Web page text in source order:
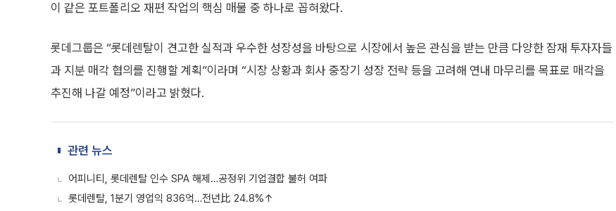
이 같은 포트폴리오 재편 작업의 핵심 매물 중 하나로 꼽혀왔다.
롯데그룹은 “롯데렌탈이 견고한 실적과 우수한 성장성을 바탕으로 시장에서 높은 관심을 받는 만큼 다양한 잠재 투자자들
과 지분 매각 협의를 진행할 계획”이라며 “시장 상황과 회사 중장기 성장 전략 등을 고려해 연내 마무리를 목표로 매각을
추진해 나갈 예정”이라고 밝혔다.
관련 뉴스
어피니티, 롯데렌탈 인수 SPA 해제…공정위 기업결합 불허 여파
롯데렌탈, 1분기 영업익 836억…전년比 24.8%↑